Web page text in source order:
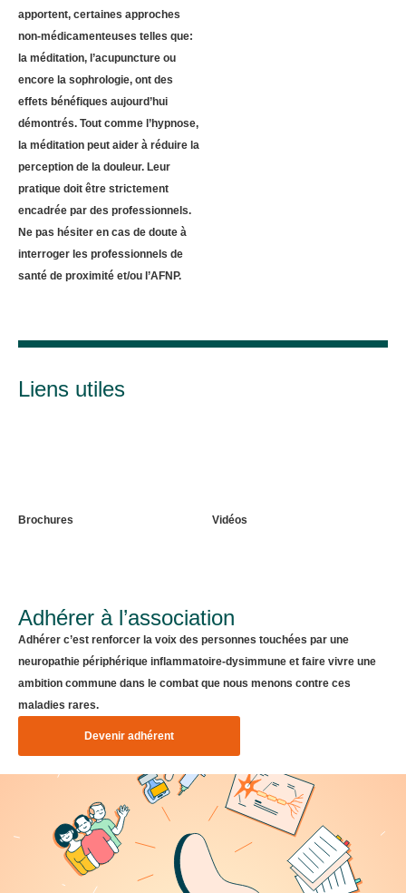
apportent, certaines approches
non-médicamenteuses telles que:
la méditation, l’acupuncture ou
encore la sophrologie, ont des
effets bénéfiques aujourd’hui
démontrés. Tout comme l’hypnose,
la méditation peut aider à réduire la
perception de la douleur. Leur
pratique doit être strictement
encadrée par des professionnels.
Ne pas hésiter en cas de doute à
interroger les professionnels de
santé de proximité et/ou l’AFNP.
Liens utiles
Brochures Vidéos
Adhérer à l’association
Adhérer c’est renforcer la voix des personnes touchées par une
neuropathie périphérique inflammatoire-dysimmune et faire vivre une
ambition commune dans le combat que nous menons contre ces
maladies rares.
Devenir adhérent